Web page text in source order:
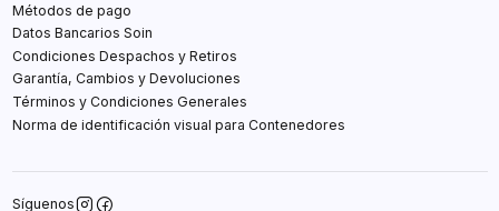
Métodos de pago
Datos Bancarios Soin
Condiciones Despachos y Retiros
Garantía, Cambios y Devoluciones
Términos y Condiciones Generales
Norma de identificación visual para Contenedores
Síguenos